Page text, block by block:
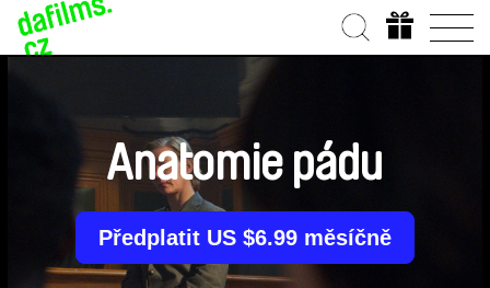
Anatomie pádu
Předplatit US $6.99 měsíčně